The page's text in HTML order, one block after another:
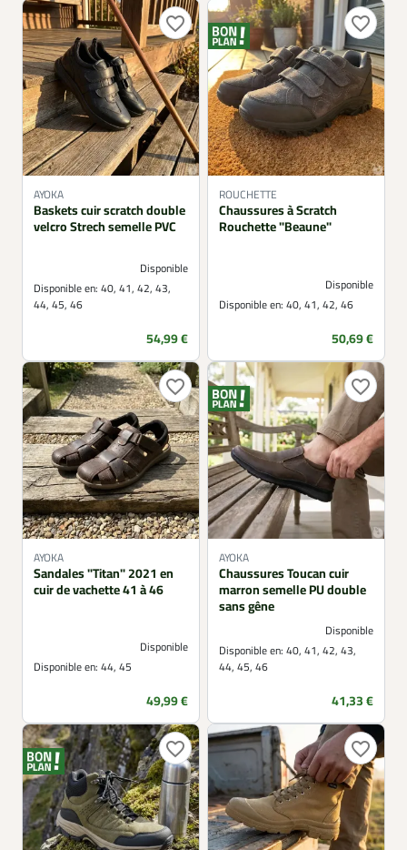
favorite_border
AYOKA
Baskets cuir scratch double
velcro Strech semelle PVC
Disponible
Disponible en: 40, 41, 42, 43,
44, 45, 46
Prix
54,99 €
favorite_border
ROUCHETTE
Chaussures à Scratch
Rouchette "Beaune"
Disponible
Disponible en: 40, 41, 42, 46
Prix
50,69 €
favorite_border
AYOKA
Sandales "Titan" 2021 en
cuir de vachette 41 à 46
Disponible
Disponible en: 44, 45
Prix
49,99 €
favorite_border
AYOKA
Chaussures Toucan cuir
marron semelle PU double
sans gêne
Disponible
Disponible en: 40, 41, 42, 43,
44, 45, 46
Prix
41,33 €
favorite_border favorite_border